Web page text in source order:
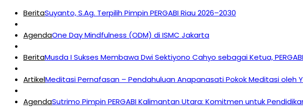
BeritaSuyanto, S.Ag. Terpilih Pimpin PERGABI Riau 2026–2030
AgendaOne Day Mindfulness (ODM) di ISMC Jakarta
BeritaMusda I Sukses Membawa Dwi Sektiyono Cahyo sebagai Ketua,
ArtikelMeditasi Pernafasan – Pendahuluan Anapanasati Pokok Meditasi oleh
AgendaSutrimo Pimpin PERGABI Kalimantan Utara: Komitmen untuk